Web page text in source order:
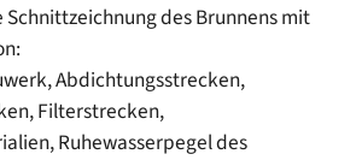
des Brunnens mit
Abdichtungsstrecken,
Filterstrecken,
Ruhewasserpegel des